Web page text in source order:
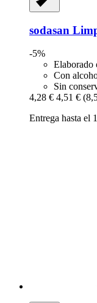
sodasan
-5%
Elaborado
Con
Sin
4,28 € 4,51 €
Entrega hasta el